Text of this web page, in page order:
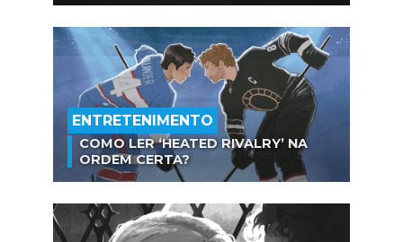
ENTRETENIMENTO
COMO LER ‘HEATED RIVALRY’ NA
ORDEM CERTA?